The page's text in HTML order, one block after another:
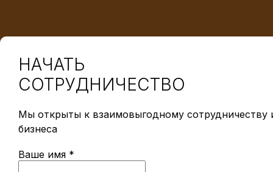
НАЧАТЬ
СОТРУДНИЧЕСТВО
Мы открыты к взаимовыгодному сотрудничеству
бизнеса
Ваше имя *